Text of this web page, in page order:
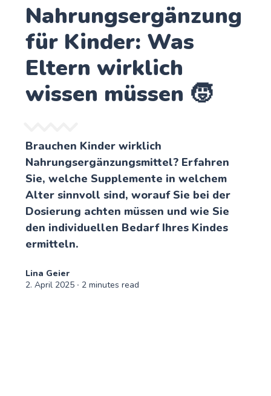
Nahrungsergänzung
für Kinder: Was
Eltern wirklich
wissen müssen 🧒
Brauchen Kinder wirklich
Nahrungsergänzungsmittel? Erfahren
Sie, welche Supplemente in welchem
Alter sinnvoll sind, worauf Sie bei der
Dosierung achten müssen und wie Sie
den individuellen Bedarf Ihres Kindes
ermitteln.
Lina Geier
2. April 2025 ∙ 2 minutes read